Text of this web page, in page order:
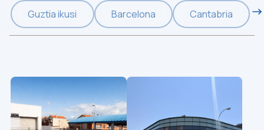
Guztia ikusi Barcelona Cantabria